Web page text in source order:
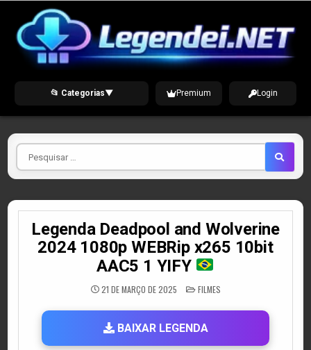
content
📂 Categorias▼ Premium Login
Pesquisar
por
Legenda Deadpool and Wolverine
2024 1080p WEBRip x265 10bit
AAC5 1 YIFY
21 DE MARÇO DE 2025 POSTED
IN
FILMES
BAIXAR LEGENDA